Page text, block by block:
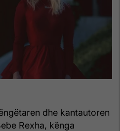
dhe kantautoren
Rexha, kënga